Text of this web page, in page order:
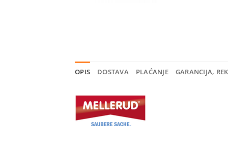
OPIS DOSTAVA PLAĆANJE GARANCIJA,